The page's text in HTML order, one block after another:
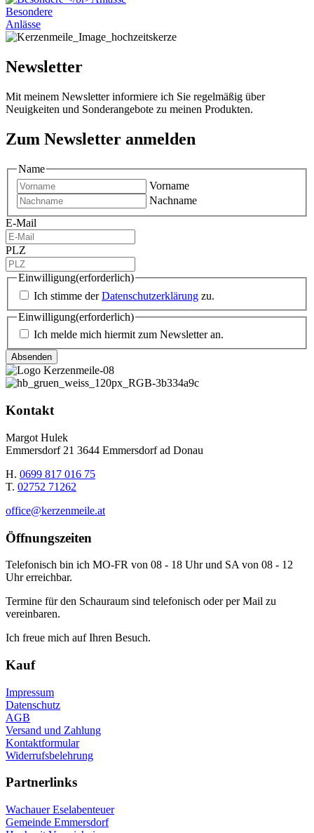
Besondere
Anlässe
Newsletter
Mit meinem Newsletter informiere ich Sie regelmäßig über
Neuigkeiten und Sonderangebote zu meinen Produkten.
Zum Newsletter anmelden
Name
Vorname
Nachname
E-Mail
PLZ
Einwilligung(erforderlich)
Ich stimme derDatenschutzerklärung zu.
Einwilligung(erforderlich)
Ich melde mich hiermit zum Newsletter an.
Kontakt
Margot Hulek
Emmersdorf 21 3644 Emmersdorf ad Donau
H. 0699 817 016 75
T. 02752 71262
office@kerzenmeile.at
Öffnungszeiten
Telefonisch bin ich MO-FR von 08 - 18 Uhr und SA von 08 - 12
Uhr erreichbar.
Termine für den Schauraum sind telefonisch oder per Mail zu
vereinbaren.
Ich freue mich auf Ihren Besuch.
Kauf
Impressum
Datenschutz
AGB
Versand und Zahlung
Kontaktformular
Widerrufsbelehrung
Partnerlinks
Wachauer Eselabenteuer
Gemeinde Emmersdorf